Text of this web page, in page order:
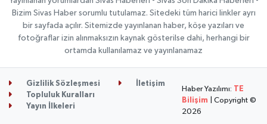
Bizim Sivas Haber sorumlu tutulamaz. Sitedeki tüm harici linkler ayrı
bir sayfada açılır. Sitemizde yayınlanan haber, köşe yazıları ve
fotoğraflar izin alınmaksızın kaynak gösterilse dahi, herhangi bir
ortamda kullanılamaz ve yayınlanamaz
Gizlilik Sözleşmesi
İletişim
Topluluk Kuralları
Yayın İlkeleri
Haber Yazılımı: TE
Bilişim | Copyright ©
2026